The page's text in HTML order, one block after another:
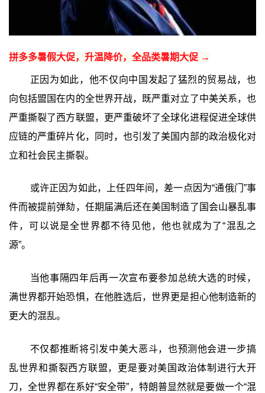
拼多多暑假大促，升温降价，全品类暑期大促 →
正因为如此，他不仅向中国发起了猛烈的贸易战，也
向包括盟国在内的全世界开战，既严重对立了中美关系，也
严重撕裂了西方联盟，更严重破坏了全球化进程促进全球供
应链的严重碎片化，同时，也引发了美国内部的政治极化对
立和社会民主撕裂。
或许正因为如此，上任四年间，差一点因为“通俄门”事
件而被提前弹劾，任期届满后还在美国制造了国会山暴乱事
件，可以说是全世界都不待见他，他也就成为了“混乱之
源”。
当他事隔四年后再一次宣布要参加总统大选的时候，
满世界都开始恐惧，在他胜选后，世界更是担心他制造新的
更大的混乱。
不仅都推断将引发中美大恶斗，也预测他会进一步搞
乱世界和撕裂西方联盟，更是要对美国政治体制进行大开
刀，全世界都在系好“安全带”，特朗普显然就是要做一个“混